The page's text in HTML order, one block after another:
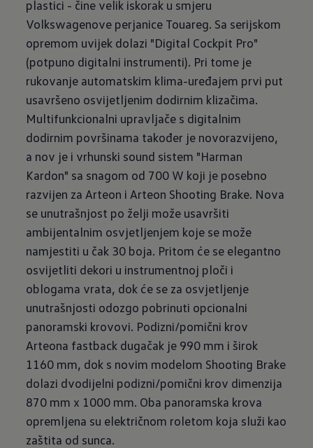
plastici - čine velik iskorak u smjeru
Volkswagenove perjanice Touareg. Sa serijskom
opremom uvijek dolazi "Digital Cockpit Pro"
(potpuno digitalni instrumenti). Pri tome je
rukovanje automatskim klima-uređajem prvi put
usavršeno osvijetljenim dodirnim klizačima.
Multifunkcionalni upravljače s digitalnim
dodirnim površinama također je novorazvijeno,
a nov je i vrhunski sound sistem "Harman
Kardon" sa snagom od 700 W koji je posebno
razvijen za Arteon i Arteon Shooting Brake. Nova
se unutrašnjost po želji može usavršiti
ambijentalnim osvjetljenjem koje se može
namjestiti u čak 30 boja. Pritom će se elegantno
osvijetliti dekori u instrumentnoj ploči i
oblogama vrata, dok će se za osvjetljenje
unutrašnjosti odozgo pobrinuti opcionalni
panoramski krovovi. Podizni/pomični krov
Arteona fastback dugačak je 990 mm i širok
1160 mm, dok s novim modelom Shooting Brake
dolazi dvodijelni podizni/pomični krov dimenzija
870 mm x 1000 mm. Oba panoramska krova
opremljena su električnom roletom koja služi kao
zaštita od sunca.